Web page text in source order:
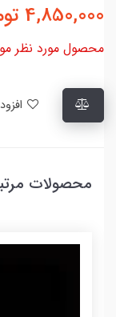
4,850,000
محصول مورد نظر
محصولات